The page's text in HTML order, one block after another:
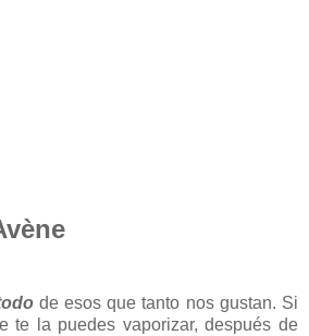
de esos que tanto nos gustan. Si
te la puedes vaporizar, después de